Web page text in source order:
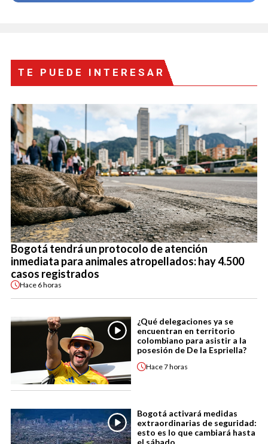
TE PUEDE INTERESAR
Bogotá tendrá un protocolo de atención
inmediata para animales atropellados: hay 4.500
casos registrados
Hace 6 horas
¿Qué delegaciones ya se
encuentran en territorio
colombiano para asistir a la
posesión de De la Espriella?
Hace7 horas
Bogotá activará medidas
extraordinarias de seguridad:
esto es lo que cambiará hasta